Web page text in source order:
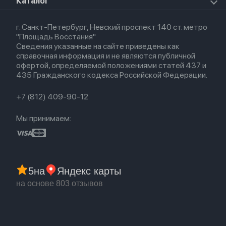
Airpods 3
Airpods (1-е)
EarPods
HomePod 2
Политика конфиденциальности
Оплата и доставка
Партнерская программа
Гарантия
Обмен и возврат
Бонусы
Новые поступления
Популярное
Акции
г. Санкт-Петербург, Невский проспект 140 ст. метро
"Площадь Восстания"
Сведения указанные на сайте приведены как
справочная информация и не являются публичной
офертой, определяемой положениями статей 437 и
435 Гражданского кодекса Российской Федерации.
+7 (812) 409-90-12
Мы принимаем:
5на Яндекс карты
на основе 803 отзывов